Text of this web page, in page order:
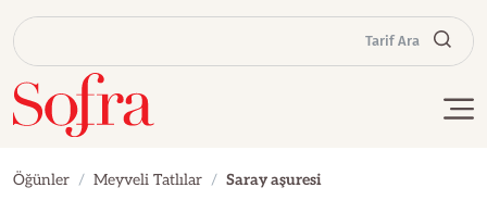
Tarif Ara
Öğünler Meyveli Tatlılar Saray aşuresi